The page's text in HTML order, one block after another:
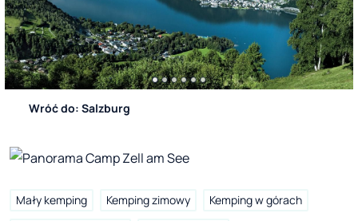
Wróć do: Salzburg
Mały kemping Kemping zimowy
Kemping w górach